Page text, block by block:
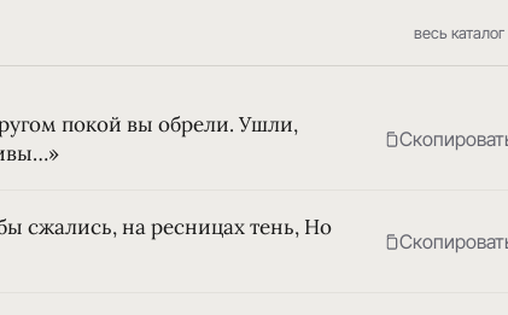
весь
покой вы обрели. Ушли,
сжались, на ресницах тень, Но